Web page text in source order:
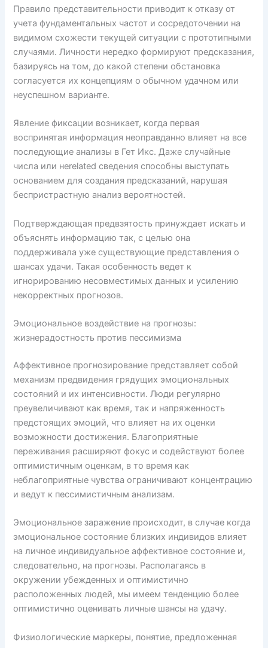
Правило представительности приводит к отказу от
учета фундаментальных частот и сосредоточении на
видимом схожести текущей ситуации с прототипными
случаями. Личности нередко формируют предсказания,
базируясь на том, до какой степени обстановка
согласуется их концепциям о обычном удачном или
неуспешном варианте.
Явление фиксации возникает, когда первая
воспринятая информация неоправданно влияет на все
последующие анализы в Гет Икс. Даже случайные
числа или неrelated сведения способны выступать
основанием для создания предсказаний, нарушая
беспристрастную анализ вероятностей.
Подтверждающая предвзятость принуждает искать и
объяснять информацию так, с целью она
поддерживала уже существующие представления о
шансах удачи. Такая особенность ведет к
игнорированию несовместимых данных и усилению
некорректных прогнозов.
Эмоциональное воздействие на прогнозы:
жизнерадостность против пессимизма
Аффективное прогнозирование представляет собой
механизм предвидения грядущих эмоциональных
состояний и их интенсивности. Люди регулярно
преувеличивают как время, так и напряженность
предстоящих эмоций, что влияет на их оценки
возможности достижения. Благоприятные
переживания расширяют фокус и содействуют более
оптимистичным оценкам, в то время как
неблагоприятные чувства ограничивают концентрацию
и ведут к пессимистичным анализам.
Эмоциональное заражение происходит, в случае когда
эмоциональное состояние близких индивидов влияет
на личное индивидуальное аффективное состояние и,
следовательно, на прогнозы. Располагаясь в
окружении убежденных и оптимистично
расположенных людей, мы имеем тенденцию более
оптимистично оценивать личные шансы на удачу.
Физиологические маркеры, понятие, предложенная